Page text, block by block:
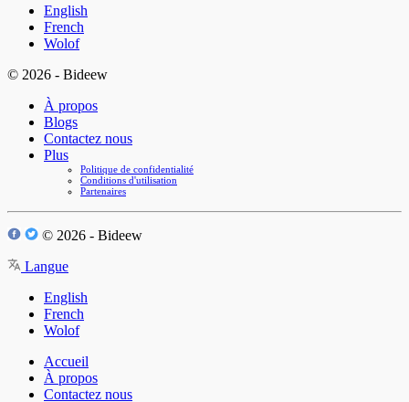
English
French
Wolof
© 2026 - Bideew
À propos
Blogs
Contactez nous
Plus
Politique de confidentialité
Conditions d'utilisation
Partenaires
© 2026 - Bideew
Langue
English
French
Wolof
Accueil
À propos
Contactez nous